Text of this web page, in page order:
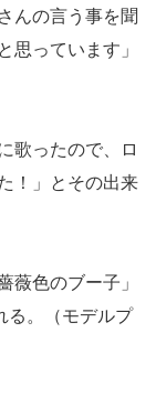
んの言う事を聞
思っています」
歌ったので、ロ
！」とその出来
薇色のブー子」
る。（モデルプ